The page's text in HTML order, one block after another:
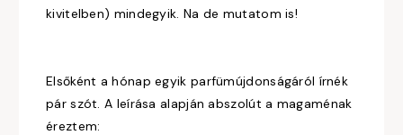
kivitelben) mindegyik. Na de mutatom is!
Elsőként a hónap egyik parfümújdonságáról írnék
pár szót. A leírása alapján abszolút a magaménak
éreztem: